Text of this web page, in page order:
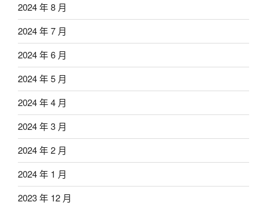
2024 年 8 月
2024 年 7 月
2024 年 6 月
2024 年 5 月
2024 年 4 月
2024 年 3 月
2024 年 2 月
2024 年 1 月
2023 年 12 月